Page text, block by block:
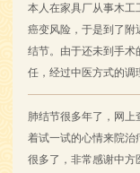
本人在家具厂从事木工
癌变风险，于是到了附
结节。由于还未到手术
任，经过中医方式的调
肺结节很多年了，网
着试一试的心情来院治
很多了，非常感谢中方